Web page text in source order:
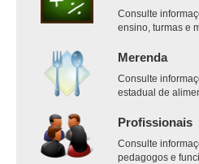
Consulte
ensino, turmas e
Merenda
Consulte
estadual de
Profissionais
Consulte
pedagogos e